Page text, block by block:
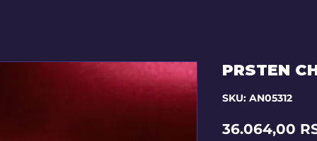
PRSTEN
SKU: AN05312
36.064,00